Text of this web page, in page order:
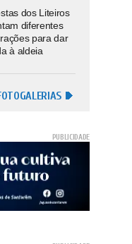
dos Liteiros
diferentes
para dar
à aldeia